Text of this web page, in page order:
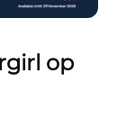
op